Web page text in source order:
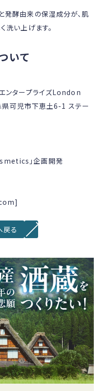
発酵由来の保湿成分が、肌
洗い上げます。
いて
ンタープライズLondon
可児市下恵土6-1 ステー
」企画開発
戻る